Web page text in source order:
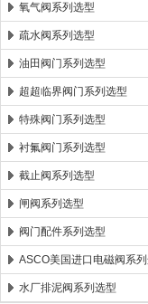
氧气阀系列选型
疏水阀系列选型
油田阀门系列选型
超超临界阀门系列选型
特殊阀门系列选型
衬氟阀门系列选型
截止阀系列选型
闸阀系列选型
阀门配件系列选型
ASCO美国进口电磁阀系
水厂排泥阀系列选型